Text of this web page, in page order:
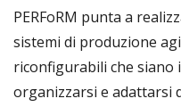
PERFoRM punta a
sistemi di produzione
riconfigurabili che siano
organizzarsi e adattarsi